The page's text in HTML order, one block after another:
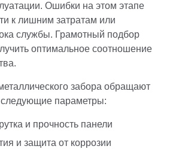
Ошибки на этом этапе
к лишним затратам или
службы. Грамотный подбор
оптимальное соотношение
забора обращают
параметры:
и прочность панели
и защита от коррозии